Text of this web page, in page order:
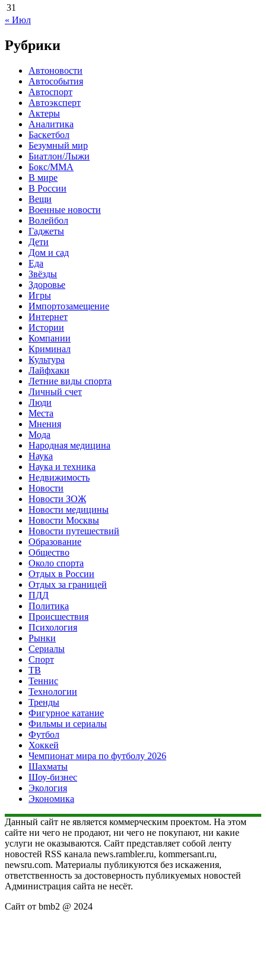
31
« Июл
Рубрики
Автоновости
Автособытия
Автоспорт
Автоэксперт
Актеры
Аналитика
Баскетбол
Безумный мир
Биатлон/Лыжи
Бокс/MMA
В мире
В России
Вещи
Военные новости
Волейбол
Гаджеты
Дети
Дом и сад
Еда
Звёзды
Здоровье
Игры
Импортозамещение
Интернет
Истории
Компании
Криминал
Культура
Лайфхаки
Летние виды спорта
Личный счет
Люди
Места
Мнения
Мода
Народная медицина
Наука
Наука и техника
Недвижимость
Новости
Новости ЗОЖ
Новости медицины
Новости Москвы
Новости путешествий
Образование
Общество
Около спорта
Отдых в России
Отдых за границей
ПДД
Политика
Происшествия
Психология
Рынки
Сериалы
Спорт
ТВ
Теннис
Технологии
Тренды
Фигурное катание
Фильмы и сериалы
Футбол
Хоккей
Чемпионат мира по футболу 2026
Шахматы
Шоу-бизнес
Экология
Экономика
Данный сайт не является коммерческим проектом. На этом
сайте ни чего не продают, ни чего не покупают, ни какие
услуги не оказываются. Сайт представляет собой ленту
новостей RSS канала news.rambler.ru, kommersant.ru,
newsru.com. Материалы публикуются без искажения,
ответственность за достоверность публикуемых новостей
Администрация сайта не несёт.
Сайт от bmb2 @ 2024